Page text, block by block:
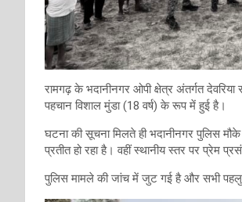
रामगढ़ के भदानीनगर ओपी क्षेत्र अंतर्गत
पहचान विशाल मुंडा (18 वर्ष) के रूप में हुई है।
घटना की सूचना मिलते ही भदानीनगर पुलिस
प्रतीत हो रहा है। वहीं स्थानीय स्तर पर प्रेम
पुलिस मामले की जांच में जुट गई है और सभी